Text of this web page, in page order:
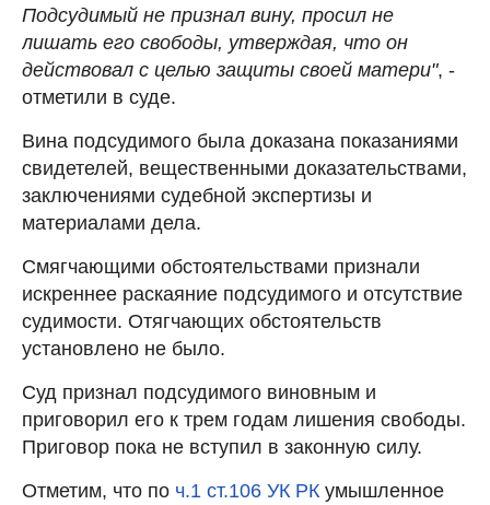
Подсудимый не признал вину, просил не
лишать его свободы, утверждая, что он
действовал с целью защиты своей матери", -
отметили в суде.
Вина подсудимого была доказана показаниями
свидетелей, вещественными доказательствами,
заключениями судебной экспертизы и
материалами дела.
Смягчающими обстоятельствами признали
искреннее раскаяние подсудимого и отсутствие
судимости. Отягчающих обстоятельств
установлено не было.
Суд признал подсудимого виновным и
приговорил его к трем годам лишения свободы.
Приговор пока не вступил в законную силу.
Отметим, что по ч.1 ст.106 УК РК умышленное